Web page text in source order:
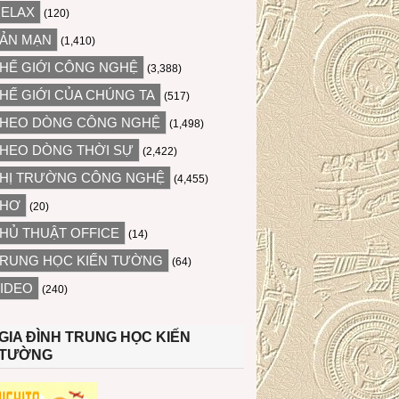
(120)
MẠN (1,410)
GIỚI CÔNG NGHỆ (3,388)
GIỚI CỦA CHÚNG TA (517)
DÒNG CÔNG NGHỆ (1,498)
DÒNG THỜI SỰ (2,422)
TRƯỜNG CÔNG NGHỆ (4,455)
(20)
THUẬT OFFICE (14)
HỌC KIẾN TƯỜNG (64)
(240)
ĐÌNH TRUNG HỌC KIẾN